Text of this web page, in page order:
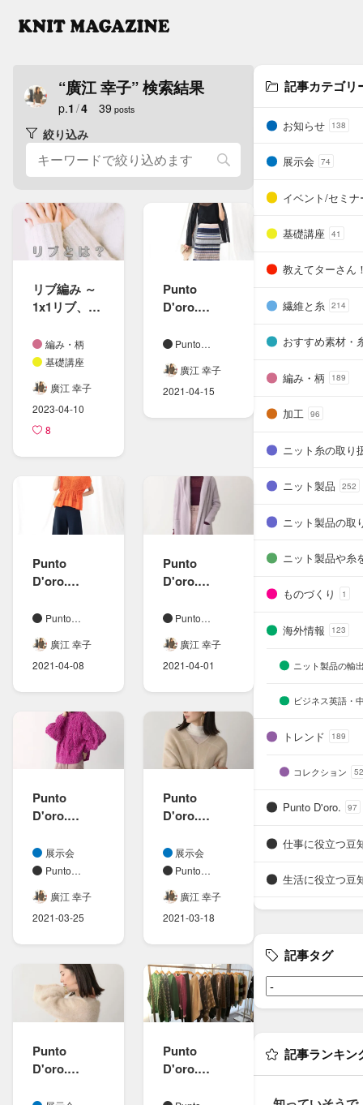
“廣江 幸子” 検索結果
p.1 /4 39 posts
絞り込み
リブ編み ～
1x1リブ、​
2x2リブに​
ついて​～
編み・柄
基礎講座
廣江 幸子
2023-04-10
8
Punto
D'oro.
ドーロ)21SS
コレクショ
ンを​
ストライプ
デパートメ
販売致しま
す。
Punto
廣江 幸子
2021-04-15
Punto
D'oro.
ドーロ)21SS
シャリ感の​
ある​
春夏ニット
Punto
廣江 幸子
2021-04-08
Punto
D'oro.
ロ)
フェレット
ヘアーの​
ニットコー
ト
Punto
廣江 幸子
2021-04-01
Punto
D'oro.
ドーロ)
21AWコレク
ション
綺麗な​
カラーの​
カシミヤニ
展示会
Punto
廣江 幸子
2021-03-25
Punto
D'oro.
ドーロ)21A
Wコレクシ
ョン展示会
展示会
Punto
廣江 幸子
2021-03-18
Punto
D'oro.
Punto
D'oro.
記事カテゴリ
お知らせ 138
展示会 74
イベント/セミナ
基礎講座 41
教えてターさん
繊維と糸 214
おすすめ素材・
編み・柄 189
加工 96
ニット糸の取り
ニット製品 252
ニット製品の取
ニット製品や糸
ものづくり 1
海外情報 123
ニット製品の輸
ビジネス英語・
トレンド 189
コレクション 52
Punto D'oro. 97
仕事に役立つ豆
生活に役立つ豆
記事タグ
記事ランキン